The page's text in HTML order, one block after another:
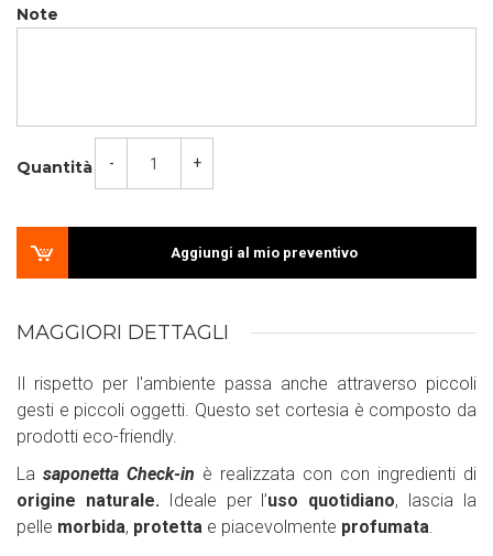
Note
Quantità - +
Aggiungi al mio preventivo
MAGGIORI DETTAGLI
Il rispetto per l'ambiente passa anche attraverso piccoli
gesti e piccoli oggetti. Questo set cortesia è composto da
prodotti eco-friendly.
La saponetta Check-in è realizzata con con ingredienti di
origine naturale. Ideale per l’uso quotidiano, lascia la
pelle morbida, protetta e piacevolmente profumata.